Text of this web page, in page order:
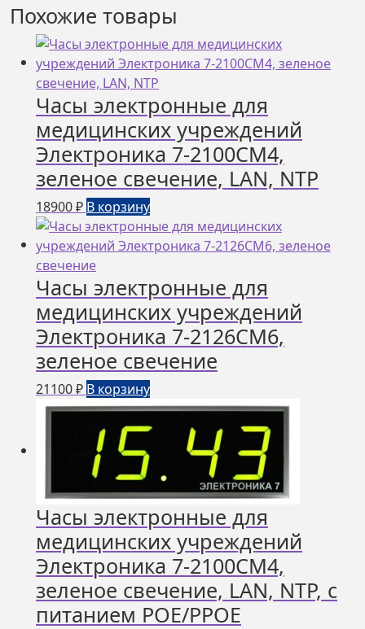
Похожие товары
Часы электронные для
медицинских учреждений
Электроника 7-2100СМ4,
зеленое свечение, LAN, NTP
18900₽ В корзину
Часы электронные для
медицинских учреждений
Электроника 7-2126СМ6,
зеленое свечение
21100₽ В корзину
Часы электронные для
медицинских учреждений
Электроника 7-2100СМ4,
зеленое свечение, LAN, NTP, с
питанием РОЕ/РРОЕ